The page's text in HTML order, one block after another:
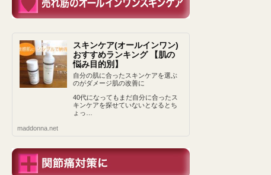
スキンケア(オールインワン)
おすすめランキング 【肌の
悩み目的別】
自分の肌に合ったスキンケアを選ぶ
のがダメージ肌の改善に
40代になってもまだ自分に合ったス
キンケアを探せていないとなるとち
ょっ…
maddonna.net